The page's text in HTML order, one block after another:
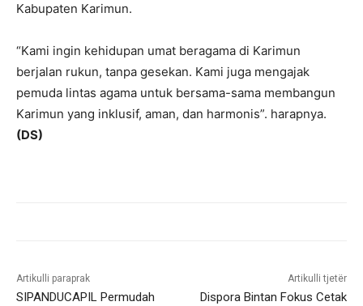
Kabupaten Karimun.
“Kami ingin kehidupan umat beragama di Karimun
berjalan rukun, tanpa gesekan. Kami juga mengajak
pemuda lintas agama untuk bersama-sama membangun
Karimun yang inklusif, aman, dan harmonis”. harapnya.
(DS)
Artikulli paraprak
SIPANDUCAPIL Permudah
Artikulli tjetër
Dispora Bintan Fokus Cetak